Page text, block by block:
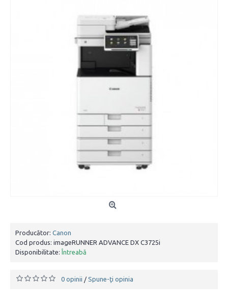
Producător: Canon
Cod produs: imageRUNNER ADVANCE DX C3725i
Disponibilitate: Întreabă
0 opinii / Spune-ţi opinia